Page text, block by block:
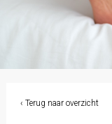
‹ Terug naar overzicht